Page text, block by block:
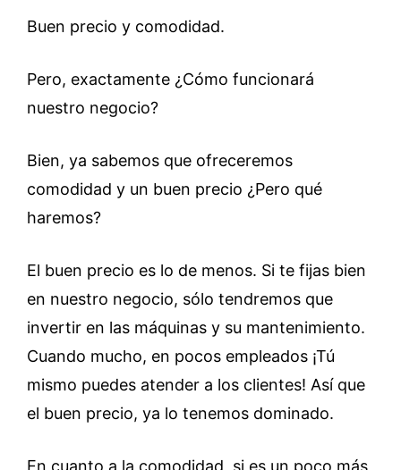
Buen precio y comodidad.
Pero, exactamente ¿Cómo funcionará
nuestro negocio?
Bien, ya sabemos que ofreceremos
comodidad y un buen precio ¿Pero qué
haremos?
El buen precio es lo de menos. Si te fijas bien
en nuestro negocio, sólo tendremos que
invertir en las máquinas y su mantenimiento.
Cuando mucho, en pocos empleados ¡Tú
mismo puedes atender a los clientes! Así que
el buen precio, ya lo tenemos dominado.